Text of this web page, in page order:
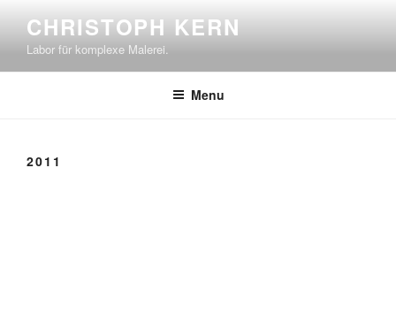
content
CHRISTOPH KERN
Labor für komplexe Malerei.
Menu
2011